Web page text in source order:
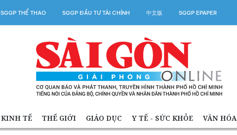
SGGP THỂ THAO SGGP ĐẦU TƯ TÀI CHÍNH 中文版 SGGP EPAPER
KINH TẾ THẾ GIỚI GIÁO DỤC Y TẾ - SỨC KHỎE VĂN HÓA